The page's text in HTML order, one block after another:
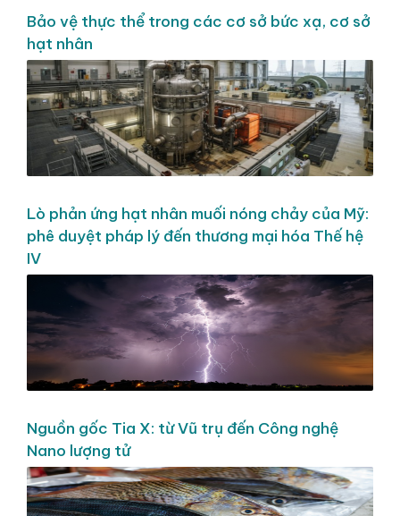
Bảo vệ thực thể trong các cơ sở bức xạ, cơ sở
hạt nhân
Lò phản ứng hạt nhân muối nóng chảy của Mỹ:
phê duyệt pháp lý đến thương mại hóa Thế hệ
IV
Nguồn gốc Tia X: từ Vũ trụ đến Công nghệ
Nano lượng tử